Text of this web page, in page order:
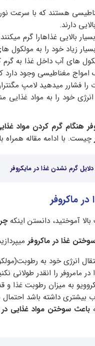
هستند که با سرعت
دارند.
گرم میکنند.( تقریبا 6 برابر سریع تر از گرم
زیاد خود را به مولکول
های آب داخل غذا به گرم
مغناطیسی وجود دارد
فشارر میدهید لامپ
خود را به مواد غذایی
هنگام گرم کردن مواد
چیست. با ادامه مقاله همراه
دلایل گرم نشدن غذا در مایکروفر
ماکروفر
آموختید، دانستن اینکه
غذا در ماکروفر
انرژی خود به
مامروفر را انقدر طولانی
به میزان رطوبت غذا و
بیشتری داشته باشد
باعث سوختن مواد غذایی در